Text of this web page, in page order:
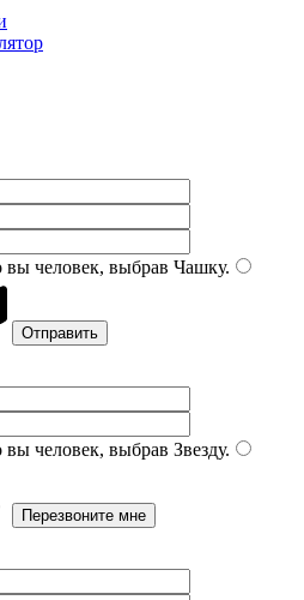
человек, выбрав Чашку.
человек, выбрав Звезду.